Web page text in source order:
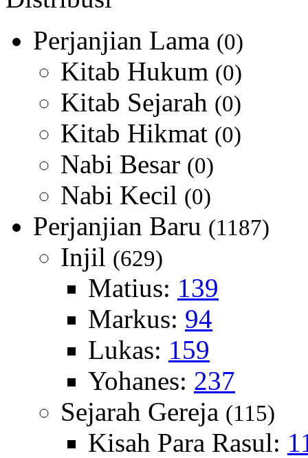
Perjanjian Lama (0)
Kitab Hukum (0)
Kitab Sejarah (0)
Kitab Hikmat (0)
Nabi Besar (0)
Nabi Kecil (0)
Perjanjian Baru (1187)
Injil (629)
Matius: 139
Markus: 94
Lukas: 159
Yohanes: 237
Sejarah Gereja (115)
Kisah Para Rasul: